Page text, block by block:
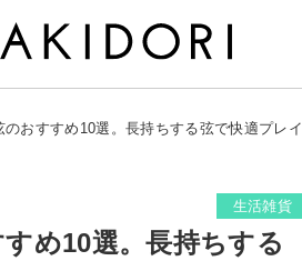
おすすめ10選。長持ちする弦で快適プレイ
生活雑貨
め10選。長持ちする